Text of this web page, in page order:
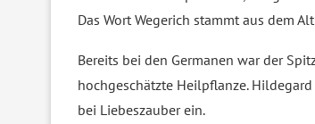
Das Wort Wegerich stammt aus dem
Bereits bei den Germanen war der
hochgeschätzte Heilpflanze.
bei Liebeszauber ein.